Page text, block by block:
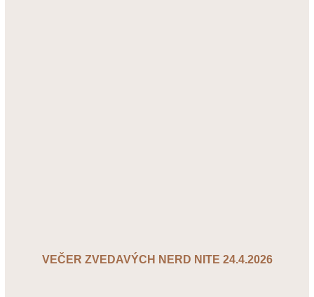
VEČER ZVEDAVÝCH NERD NITE 24.4.2026